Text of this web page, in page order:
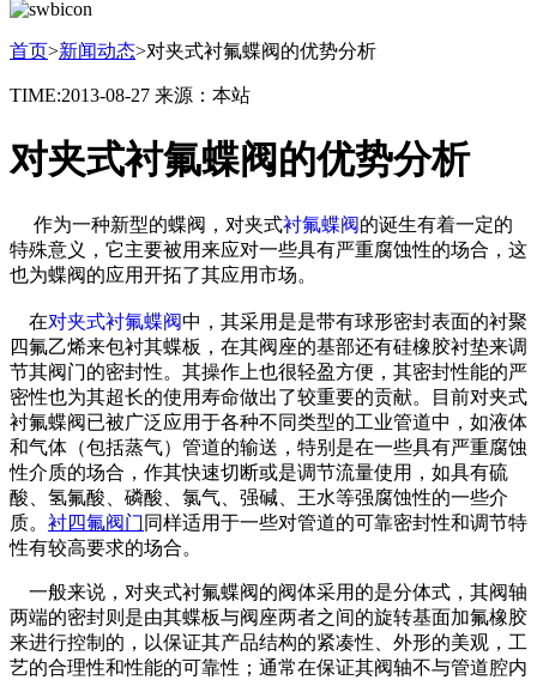
首页>新闻动态>对夹式衬氟蝶阀的优势分析
TIME:2013-08-27 来源：本站
对夹式衬氟蝶阀的优势分析
作为一种新型的蝶阀，对夹式衬氟蝶阀的诞生有着一定的
特殊意义，它主要被用来应对一些具有严重腐蚀性的场合，这
也为蝶阀的应用开拓了其应用市场。
在对夹式衬氟蝶阀中，其采用是是带有球形密封表面的衬聚
四氟乙烯来包衬其蝶板，在其阀座的基部还有硅橡胶衬垫来调
节其阀门的密封性。其操作上也很轻盈方便，其密封性能的严
密性也为其超长的使用寿命做出了较重要的贡献。目前对夹式
衬氟蝶阀已被广泛应用于各种不同类型的工业管道中，如液体
和气体（包括蒸气）管道的输送，特别是在一些具有严重腐蚀
性介质的场合，作其快速切断或是调节流量使用，如具有硫
酸、氢氟酸、磷酸、氯气、强碱、王水等强腐蚀性的一些介
质。 衬四氟阀门 同样适用于一些对管道的可靠密封性和调节特
性有较高要求的场合。
一般来说，对夹式衬氟蝶阀的阀体采用的是分体式，其阀轴
两端的密封则是由其蝶板与阀座两者之间的旋转基面加氟橡胶
来进行控制的，以保证其产品结构的紧凑性、外形的美观，工
艺的合理性和性能的可靠性；通常在保证其阀轴不与管道腔内